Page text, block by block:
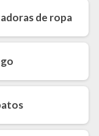
de ropa